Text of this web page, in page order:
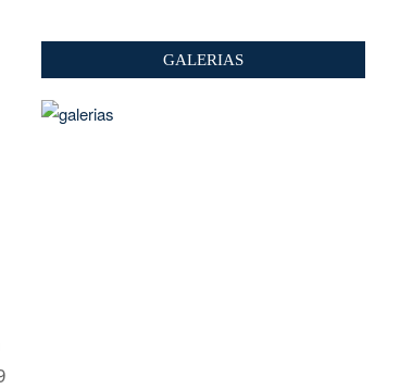
GALERIAS